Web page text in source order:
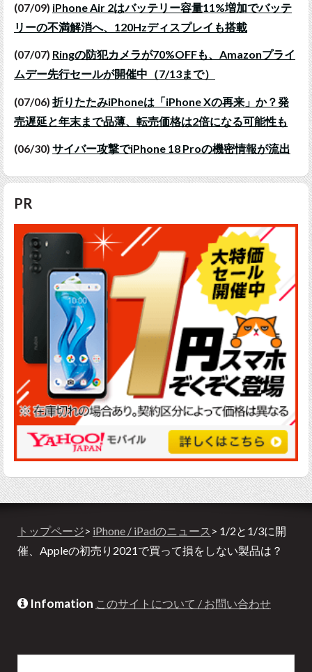
(07/09) iPhone Air 2はバッテリー容量11%増加でバッテ
リーの不満解消へ、120Hzディスプレイも搭載
(07/07) Ringの防犯カメラが70%OFFも、Amazonプライ
ムデー先行セールが開催中（7/13まで）
(07/06) 折りたたみiPhoneは「iPhone Xの再来」か？発
売遅延と年末まで品薄、転売価格は2倍になる可能性も
(06/30) サイバー攻撃でiPhone 18 Proの機密情報が流出
PR
トップページ> iPhone / iPadのニュース > 1/2と1/3に開
催、Appleの初売り2021で買って損をしない製品は？
Infomation このサイトについて / お問い合わせ